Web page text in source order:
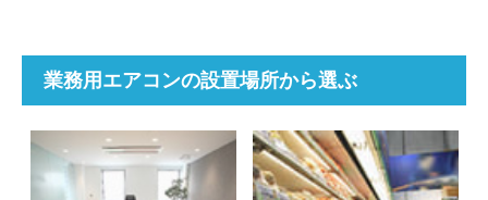
業務用エアコンの設置場所から選ぶ